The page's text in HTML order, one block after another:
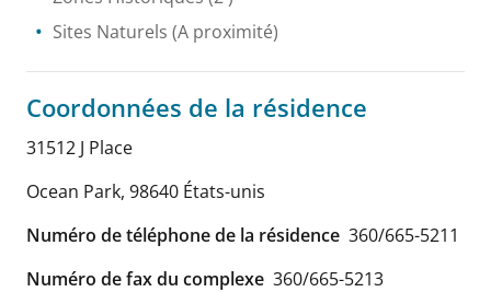
Sites Naturels (A proximité)
Coordonnées de la résidence
31512 J Place
Ocean Park, 98640 États-unis
Numéro de téléphone de la résidence 360/665-5211
Numéro de fax du complexe 360/665-5213